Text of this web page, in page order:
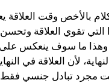
بالأخص وقت العلاقة
تقوي العلاقة وتحسن
وهذا ما سوف ينعكس على
لأن العلاقة في
مجرد تبادل جنسي